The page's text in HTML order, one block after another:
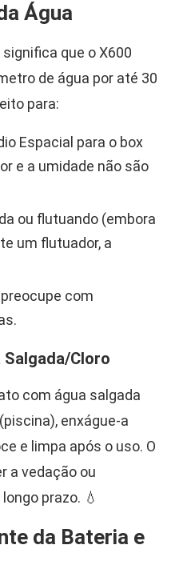
Água
que o X600
de água por até 30
para:
Espacial para o box
e a umidade não são
ou flutuando (embora
um flutuador, a
com
Cloro
com água salgada
enxágue-a
e limpa após o uso. O
a vedação ou
prazo. 💧
da Bateria e